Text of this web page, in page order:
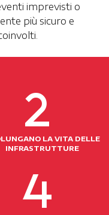
imprevisti o
più sicuro e
LA VITA DELLE
INFRASTRUTTURE